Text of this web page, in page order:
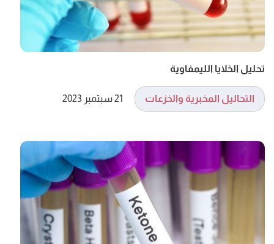
تحليل الخلايا الليمفاوية
التحاليل المخبرية والخزعات 21 سبتمبر 2023